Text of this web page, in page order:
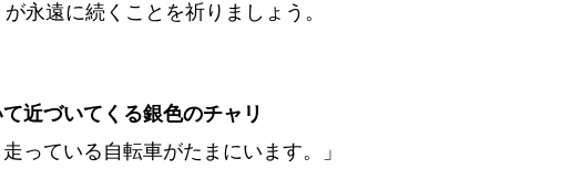
永遠に続くことを祈りましょう。
近づいてくる銀色のチャリ
っている自転車がたまにいます。」